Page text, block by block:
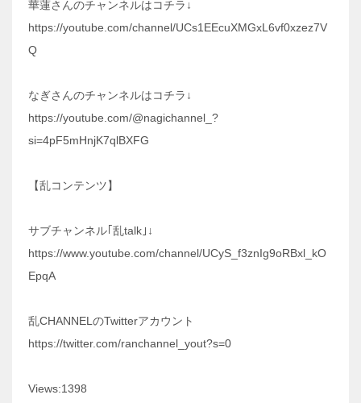
華蓮さんのチャンネルはコチラ↓
https://youtube.com/channel/UCs1EEcuXMGxL6vf0xzez7V
Q
なぎさんのチャンネルはコチラ↓
https://youtube.com/@nagichannel_?
si=4pF5mHnjK7qlBXFG
【乱コンテンツ】
サブチャンネル｢乱talk｣↓
https://www.youtube.com/channel/UCyS_f3znIg9oRBxl_kO
EpqA
乱CHANNELのTwitterアカウント
https://twitter.com/ranchannel_yout?s=0
Views:1398